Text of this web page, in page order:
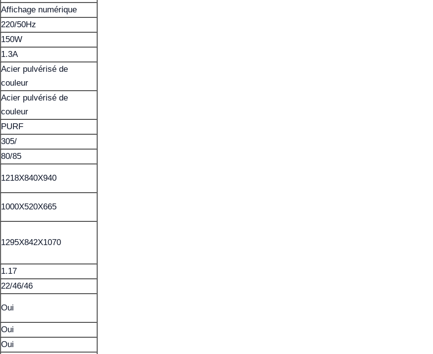
Affichage numérique
220/50Hz
150W
1.3A
Acier pulvérisé de
couleur
Acier pulvérisé de
couleur
PURF
305/
80/85
1218X840X940
1000X520X665
1295X842X1070
1.17
22/46/46
Oui
Oui
Oui